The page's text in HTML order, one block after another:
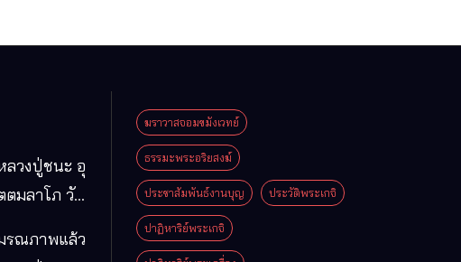
ลวงปู่ชนะ อุ
ตมลาโภ วัด
รณภาพแล้ว
ฆราวาสจอมขมังเวทย์
ธรรมะพระอริยสงฆ์
ประชาสัมพันธ์งานบุญ ประวัติพระเกจิ
ปาฏิหาริย์พระเกจิ